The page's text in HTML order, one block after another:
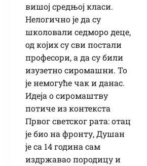
вишој средњој класи.
Нелогично је да су
школовали седморо деце,
од којих су сви постали
професори, а да су били
изузетно сиромашни. То
је немогуће чак и данас.
Идеја о сиромаштву
потиче из контекста
Првог светског рата: отац
је био на фронту, Душан
је са 14 година сам
издржавао породицу и